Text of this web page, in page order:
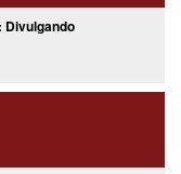
Divulgando